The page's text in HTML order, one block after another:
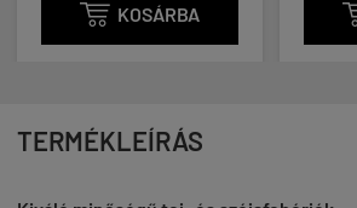

TERMÉKLEÍRÁS